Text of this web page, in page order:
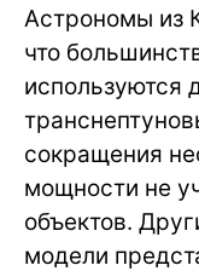
Астрономы из
что
используются
сокращения
мощности не
объектов.
модели